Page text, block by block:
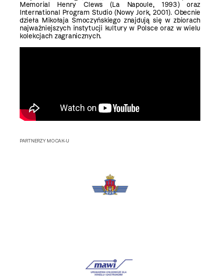
Memorial Henry Clews (La Napoule, 1993) oraz
International Program Studio (Nowy Jork, 2001). Obecnie
dzieła Mikołaja Smoczyńskiego znajdują się w zbiorach
najważniejszych instytucji kultury w Polsce oraz w wielu
kolekcjach zagranicznych.
PARTNERZY MOCAK-U